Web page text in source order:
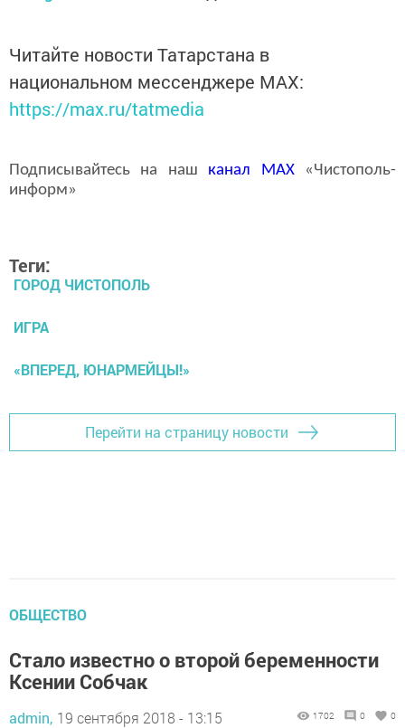
Читайте новости Татарстана в
национальном мессенджере MАХ:
https://max.ru/tatmedia
Подписывайтесь на наш канал MAX«Чистополь-
информ»
Теги:
ГОРОД ЧИСТОПОЛЬ
ИГРА
«ВПЕРЕД, ЮНАРМЕЙЦЫ!»
Перейти на страницу новости
ОБЩЕСТВО
Стало известно о второй беременности
Ксении Собчак
admin, 19 сентября 2018 - 13:15 1702 0 0